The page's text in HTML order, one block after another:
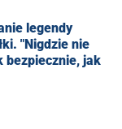
legendy
"Nigdzie nie
bezpiecznie, jak